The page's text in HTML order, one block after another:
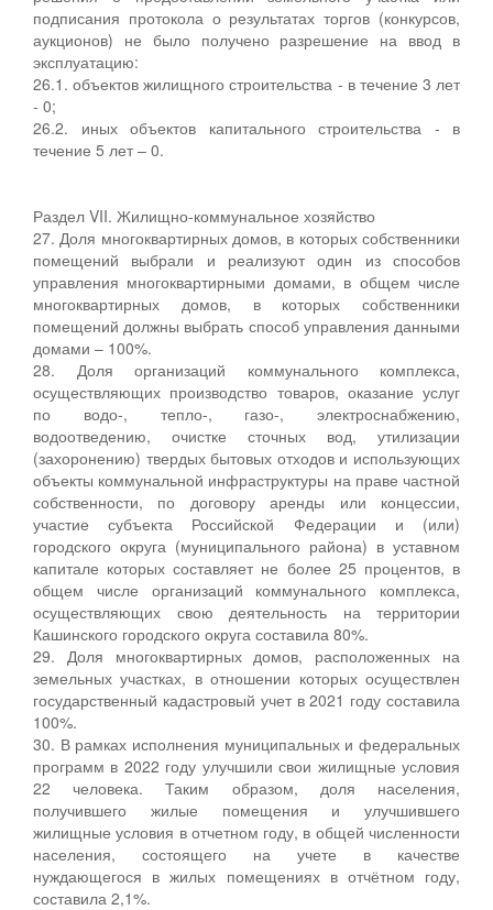
подписания протокола о результатах торгов (конкурсов,
аукционов) не было получено разрешение на ввод в
эксплуатацию:
26.1. объектов жилищного строительства - в течение 3 лет
- 0;
26.2. иных объектов капитального строительства - в
течение 5 лет – 0.
Раздел VII. Жилищно-коммунальное хозяйство
27. Доля многоквартирных домов, в которых собственники
помещений выбрали и реализуют один из способов
управления многоквартирными домами, в общем числе
многоквартирных домов, в которых собственники
помещений должны выбрать способ управления данными
домами – 100%.
28. Доля организаций коммунального комплекса,
осуществляющих производство товаров, оказание услуг
по водо-, тепло-, газо-, электроснабжению,
водоотведению, очистке сточных вод, утилизации
(захоронению) твердых бытовых отходов и использующих
объекты коммунальной инфраструктуры на праве частной
собственности, по договору аренды или концессии,
участие субъекта Российской Федерации и (или)
городского округа (муниципального района) в уставном
капитале которых составляет не более 25 процентов, в
общем числе организаций коммунального комплекса,
осуществляющих свою деятельность на территории
Кашинского городского округа составила 80%.
29. Доля многоквартирных домов, расположенных на
земельных участках, в отношении которых осуществлен
государственный кадастровый учет в 2021 году составила
100%.
30. В рамках исполнения муниципальных и федеральных
программ в 2022 году улучшили свои жилищные условия
22 человека. Таким образом, доля населения,
получившего жилые помещения и улучшившего
жилищные условия в отчетном году, в общей численности
населения, состоящего на учете в качестве
нуждающегося в жилых помещениях в отчётном году,
составила 2,1%.